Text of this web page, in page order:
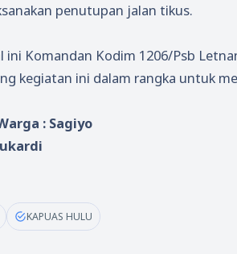
penutupan jalan tikus.
ini Komandan Kodim 1206/Psb
kegiatan ini dalam rangka untuk
: Sagiyo
KAPUAS HULU